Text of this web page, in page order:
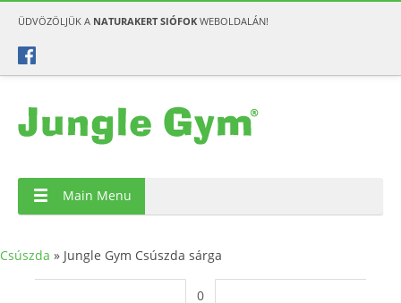
ÜDVÖZÖLJÜK A NATURAKERT SIÓFOK WEBOLDALÁN!
Main Menu
Csúszda » Jungle Gym Csúszda sárga
0